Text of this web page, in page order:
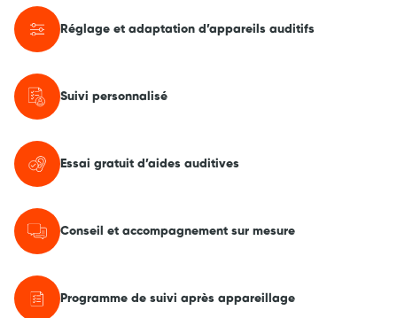
Réglage et adaptation d’appareils auditifs
Suivi personnalisé
Essai gratuit d’aides auditives
Conseil et accompagnement sur mesure
Programme de suivi après appareillage